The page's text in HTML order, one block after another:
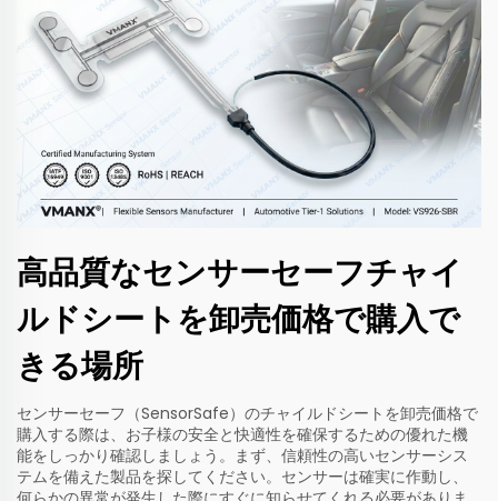
高品質なセンサーセーフチャイ
ルドシートを卸売価格で購入で
きる場所
センサーセーフ（SensorSafe）のチャイルドシートを卸売価格で
購入する際は、お子様の安全と快適性を確保するための優れた機
能をしっかり確認しましょう。まず、信頼性の高いセンサーシス
テムを備えた製品を探してください。センサーは確実に作動し、